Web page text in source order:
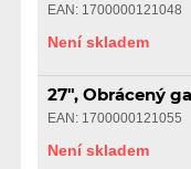
EAN: 1700000121048
Není skladem
27", Obrácený
EAN: 1700000121055
Není skladem